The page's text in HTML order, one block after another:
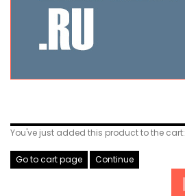
You've just added this product to the cart:
Go to cart page Continue